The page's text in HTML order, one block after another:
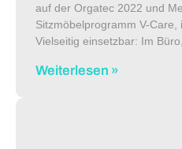
auf der Orgatec 2022 und
Sitzmöbelprogramm V-Care,
Vielseitig einsetzbar: Im
Weiterlesen »